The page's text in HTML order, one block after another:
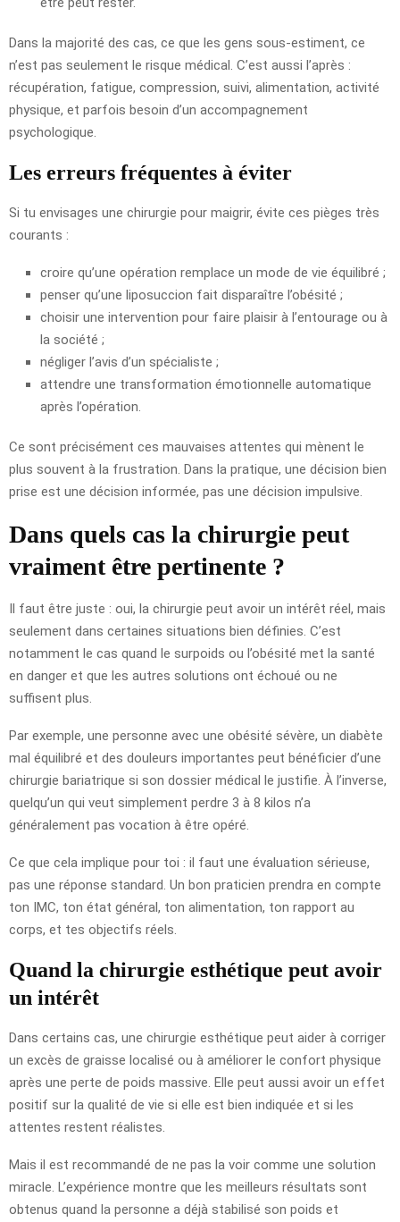
Dans la majorité des cas, ce que les gens sous-estiment, ce
n’est pas seulement le risque médical. C’est aussi l’après :
récupération, fatigue, compression, suivi, alimentation, activité
physique, et parfois besoin d’un accompagnement
psychologique.
Les erreurs fréquentes à éviter
Si tu envisages une chirurgie pour maigrir, évite ces pièges très
courants :
croire qu’une opération remplace un mode de vie équilibré ;
penser qu’une liposuccion fait disparaître l’obésité ;
choisir une intervention pour faire plaisir à l’entourage ou à
la société ;
négliger l’avis d’un spécialiste ;
attendre une transformation émotionnelle automatique
après l’opération.
Ce sont précisément ces mauvaises attentes qui mènent le
plus souvent à la frustration. Dans la pratique, une décision bien
prise est une décision informée, pas une décision impulsive.
Dans quels cas la chirurgie peut
vraiment être pertinente ?
Il faut être juste : oui, la chirurgie peut avoir un intérêt réel, mais
seulement dans certaines situations bien définies. C’est
notamment le cas quand le surpoids ou l’obésité met la santé
en danger et que les autres solutions ont échoué ou ne
suffisent plus.
Par exemple, une personne avec une obésité sévère, un diabète
mal équilibré et des douleurs importantes peut bénéficier d’une
chirurgie bariatrique si son dossier médical le justifie. À l’inverse,
quelqu’un qui veut simplement perdre 3 à 8 kilos n’a
généralement pas vocation à être opéré.
Ce que cela implique pour toi : il faut une évaluation sérieuse,
pas une réponse standard. Un bon praticien prendra en compte
ton IMC, ton état général, ton alimentation, ton rapport au
corps, et tes objectifs réels.
Quand la chirurgie esthétique peut avoir
un intérêt
Dans certains cas, une chirurgie esthétique peut aider à corriger
un excès de graisse localisé ou à améliorer le confort physique
après une perte de poids massive. Elle peut aussi avoir un effet
positif sur la qualité de vie si elle est bien indiquée et si les
attentes restent réalistes.
Mais il est recommandé de ne pas la voir comme une solution
miracle. L’expérience montre que les meilleurs résultats sont
obtenus quand la personne a déjà stabilisé son poids et